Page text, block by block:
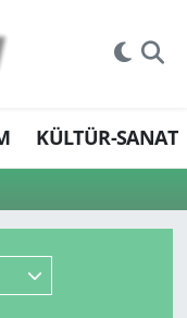
KÜLTÜR-SANAT